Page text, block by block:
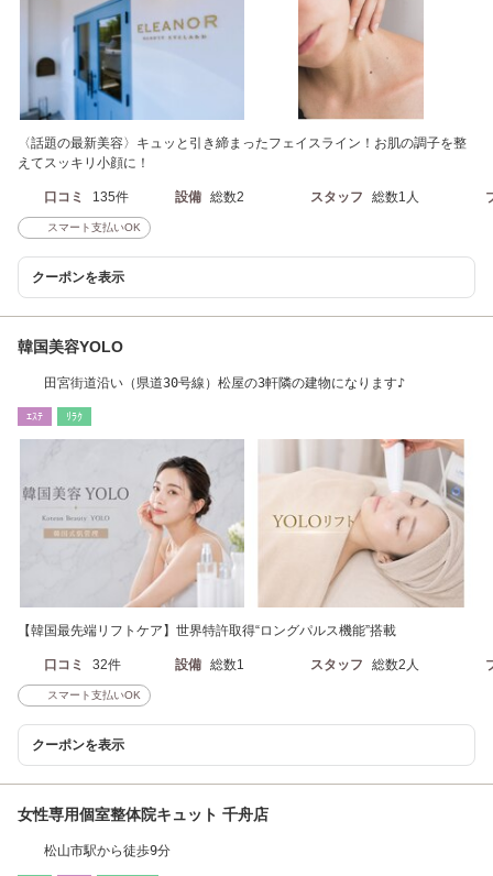
〈話題の最新美容〉キュッと引き締まったフェイスライン！お肌の調子を整
えてスッキリ小顔に！
口コミ 135件 設備 総数2 スタッフ 総数1人
スマート支払いOK
クーポンを表示
韓国美容YOLO
田宮街道沿い（県道30号線）松屋の3軒隣の建物になります♪
ｴｽﾃ ﾘﾗｸ
【韓国最先端リフトケア】世界特許取得“ロングパルス機能”搭載
口コミ 32件 設備 総数1 スタッフ 総数2人
スマート支払いOK
クーポンを表示
女性専用個室整体院キュット 千舟店
松山市駅から徒歩9分